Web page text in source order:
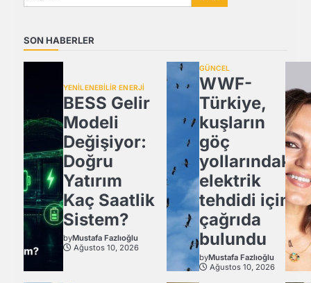
SON HABERLER
YENİLENEBİLİR ENERJİ
BESS Gelir
Modeli
Değişiyor:
Doğru
Yatırım
Kaç Saatlik
Sistem?
byMustafa Fazlıoğlu
Ağustos 10, 2026
GÜNCEL
WWF-
Türkiye,
kuşların
göç
yollarındaki
elektrik
tehdidi için
çağrıda
bulundu
byMustafa Fazlıoğlu
Ağustos 10, 2026